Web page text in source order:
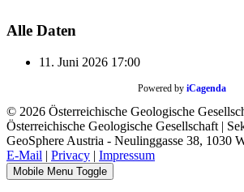
Alle Daten
11. Juni 2026 17:00
Powered by iCagenda
© 2026 Österreichische Geologische
Österreichische Geologische Gesellschaft |
GeoSphere Austria - Neulinggasse 38, 1030
E-Mail | Privacy | Impressum
Mobile Menu Toggle